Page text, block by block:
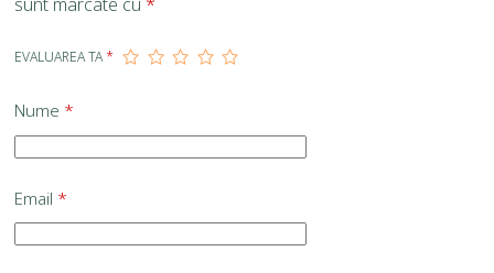
EVALUAREA TA*
Nume *
Email *